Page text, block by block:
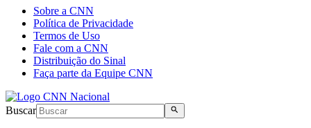
Sobre a CNN
Política de Privacidade
Termos de Uso
Fale com a CNN
Distribuição do Sinal
Faça parte da Equipe CNN
Buscar